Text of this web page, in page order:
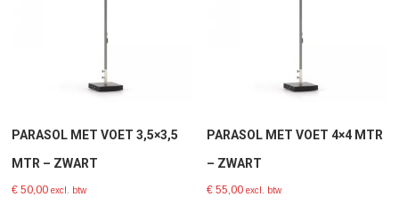
PARASOL MET VOET 3,5×3,5
MTR – ZWART
€ 50,00 excl. btw
PARASOL MET VOET 4×4 MTR
– ZWART
€ 55,00 excl. btw